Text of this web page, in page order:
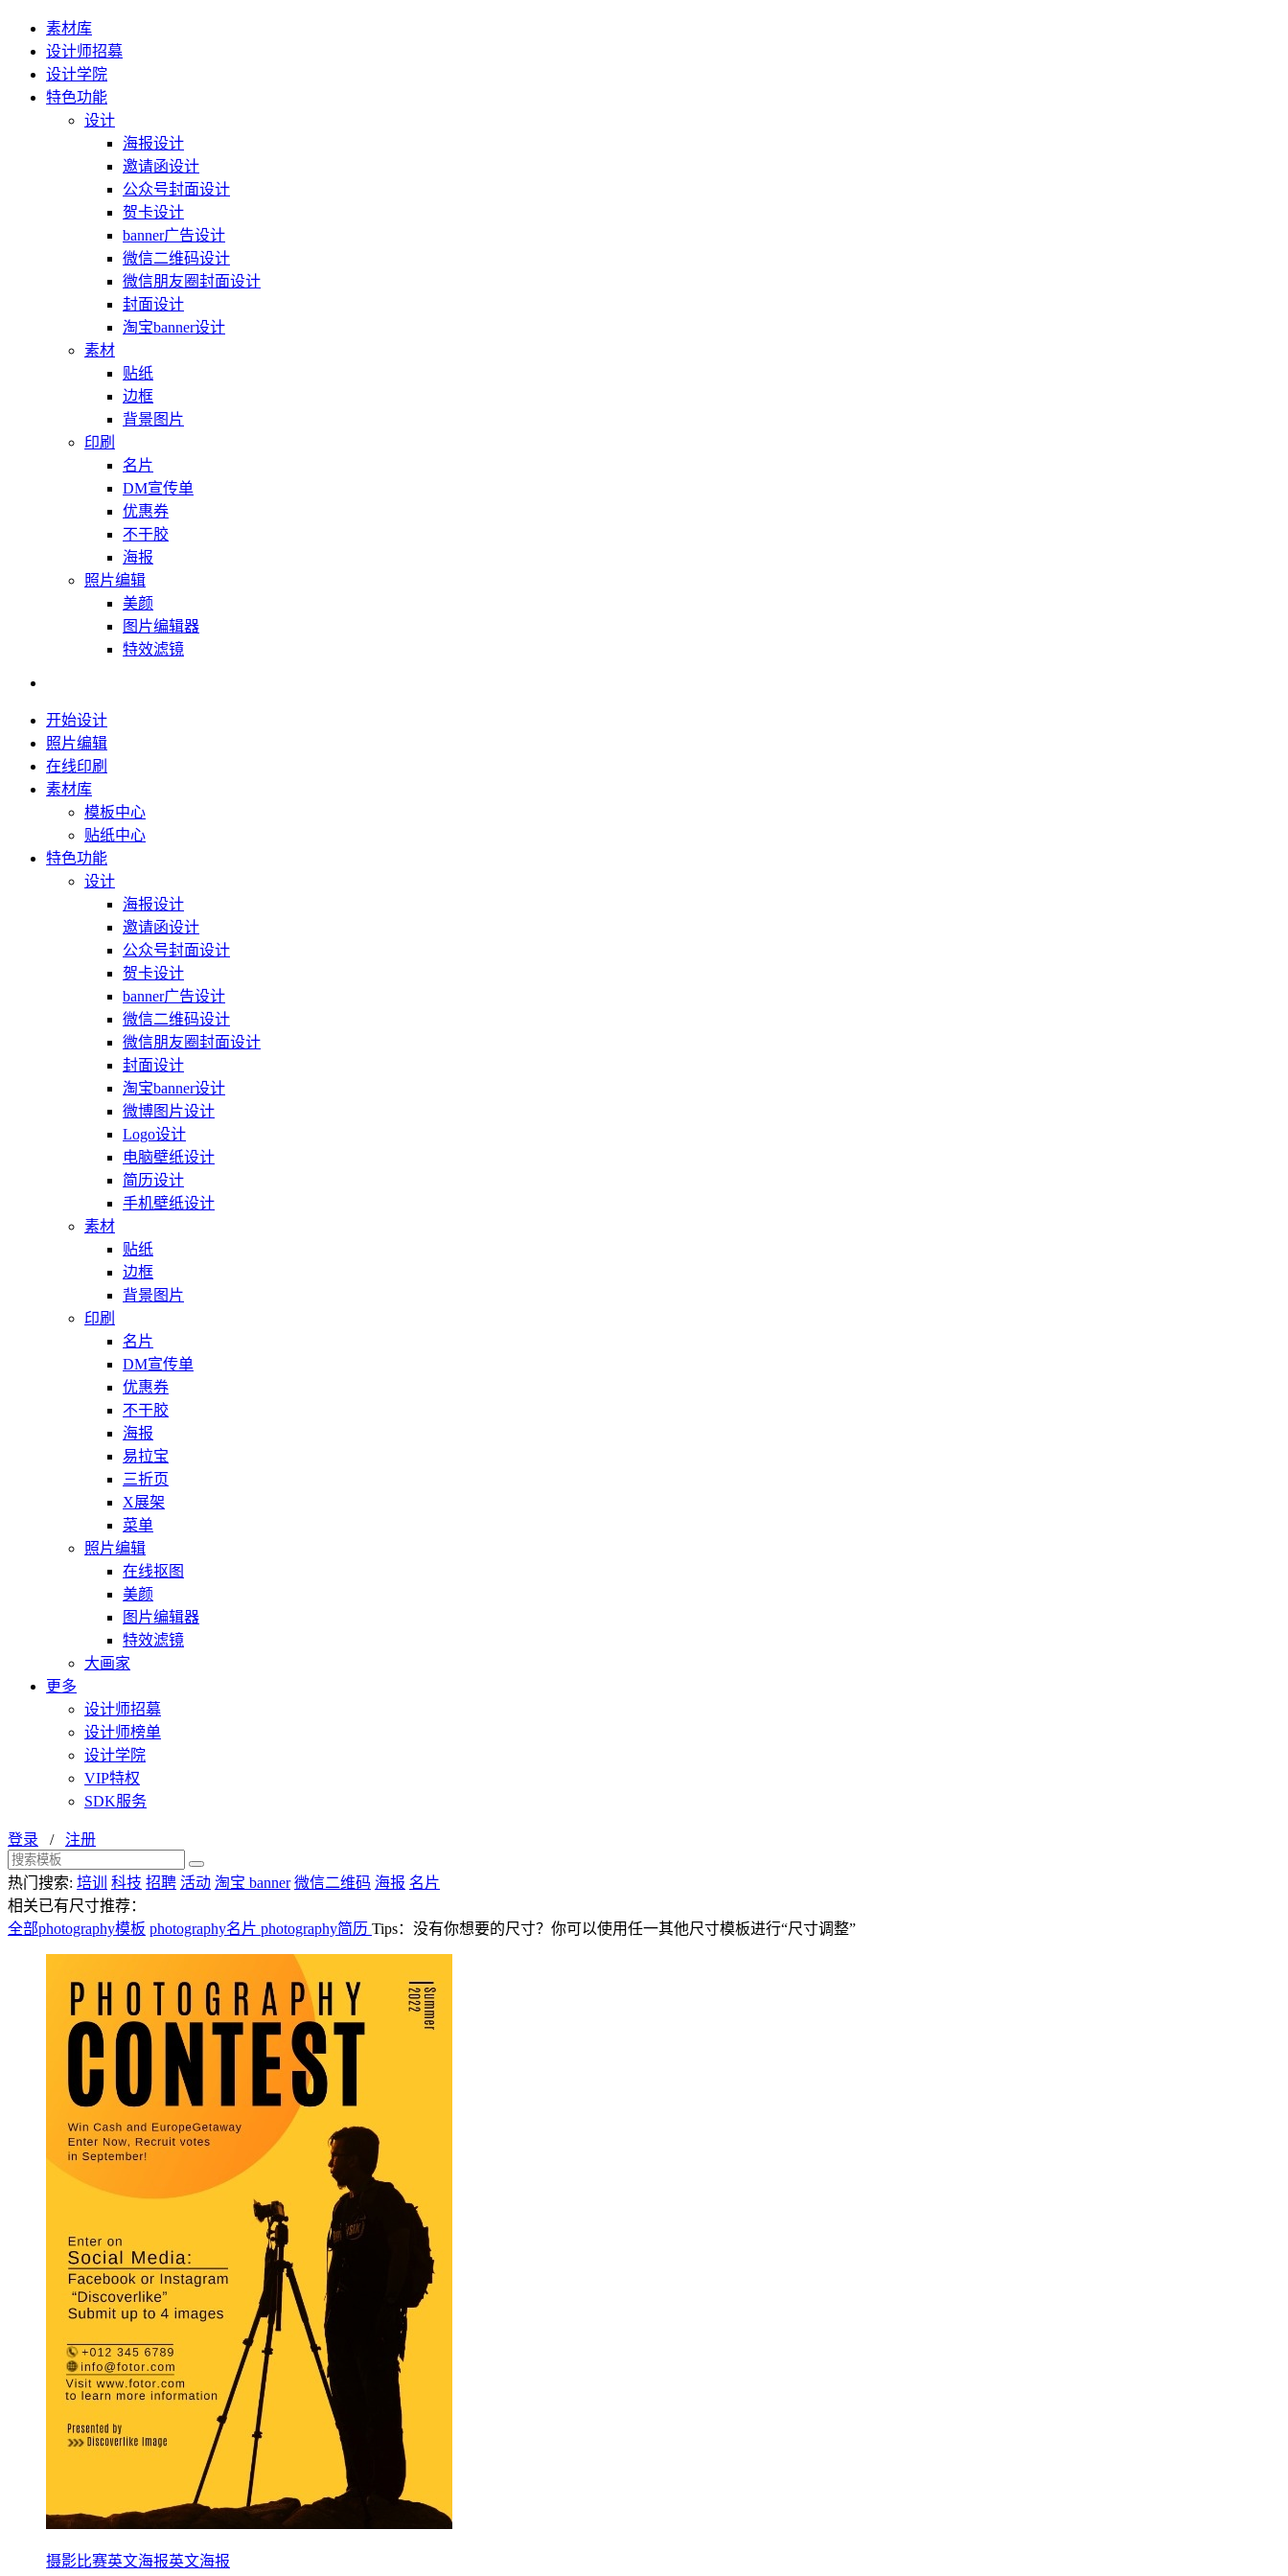
素材库
设计师招募
设计学院
特色功能
设计
海报设计
邀请函设计
公众号封面设计
贺卡设计
banner广告设计
微信二维码设计
微信朋友圈封面设计
封面设计
淘宝banner设计
素材
贴纸
边框
背景图片
印刷
名片
DM宣传单
优惠券
不干胶
海报
照片编辑
美颜
图片编辑器
特效滤镜
开始设计
照片编辑
在线印刷
素材库
模板中心
贴纸中心
特色功能
设计
海报设计
邀请函设计
公众号封面设计
贺卡设计
banner广告设计
微信二维码设计
微信朋友圈封面设计
封面设计
淘宝banner设计
微博图片设计
Logo设计
电脑壁纸设计
简历设计
手机壁纸设计
素材
贴纸
边框
背景图片
印刷
名片
DM宣传单
优惠券
不干胶
海报
易拉宝
三折页
X展架
菜单
照片编辑
在线抠图
美颜
图片编辑器
特效滤镜
大画家
更多
设计师招募
设计师榜单
设计学院
VIP特权
SDK服务
登录 / 注册
热门搜索: 培训 科技 招聘 活动 淘宝 banner 微信二维码 海报 名片
相关已有尺寸推荐：
全部photography模板 photography名片 photography简历 Tips：没有你想要的尺寸？你可以使用任一其他尺寸模板进行“尺寸调整”
摄影比赛英文海报英文海报